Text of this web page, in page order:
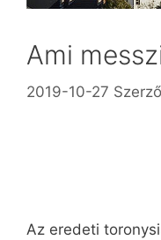
Ami
2019-10-27
Az eredeti